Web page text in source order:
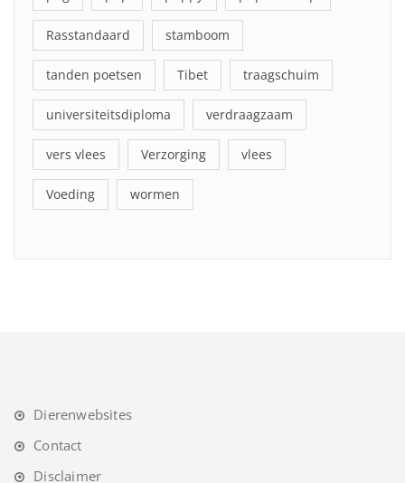
Rasstandaard stamboom
tanden poetsen Tibet traagschuim
universiteitsdiploma verdraagzaam
vers vlees Verzorging vlees
Voeding wormen
Dierenwebsites
Contact
Disclaimer